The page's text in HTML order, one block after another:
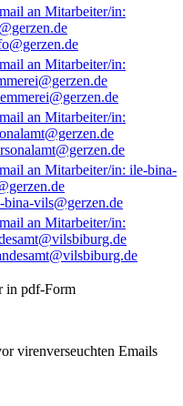
bina-vils@gerzen.de
virenverseuchten Emails